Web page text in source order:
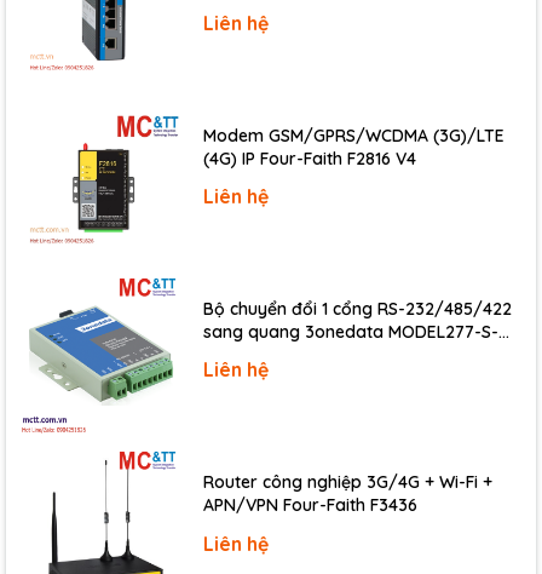
LED Indicators
Digital Input
Channels
4
Sink/Source (NPN/PNP)
ON Voltage Level
OFF Voltage Level
+1 V max.
Digital Output
Channels
Type
Sink/Source (NPN/PNP)
30 VDC, max.
Load Current
Liên hệ
Modem GSM/GPRS/WCDMA (3G)/LTE
(4G) IP Four-Faith F2816 V4
Liên hệ
Bộ chuyển đổi 1 cổng RS-232/485/422
sang quang 3onedata MODEL277-S-
20KM)
Liên hệ
Router công nghiệp 3G/4G + Wi-Fi +
APN/VPN Four-Faith F3436
Liên hệ